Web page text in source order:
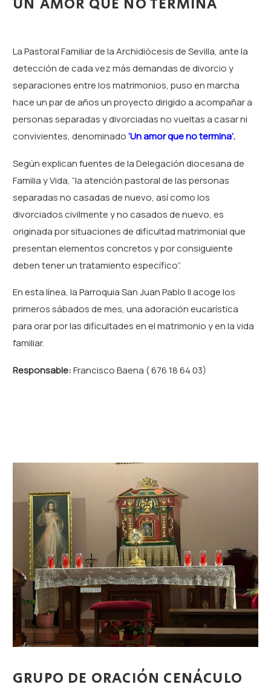
La Pastoral Familiar de la Archidiócesis de Sevilla, ante la
detección de cada vez más demandas de divorcio y
separaciones entre los matrimonios, puso en marcha
hace un par de años un proyecto dirigido a acompañar a
personas separadas y divorciadas no vueltas a casar ni
convivientes, denominado‘Un amor que no termina’.
Según explican fuentes de la Delegación diocesana de
Familia y Vida, “la atención pastoral de las personas
separadas no casadas de nuevo, así como los
divorciados civilmente y no casados de nuevo, es
originada por situaciones de dificultad matrimonial que
presentan elementos concretos y por consiguiente
deben tener un tratamiento específico”.
En esta línea, la Parroquia San Juan Pablo II acoge los
primeros sábados de mes, una adoración eucarística
para orar por las dificultades en el matrimonio y en la vida
familiar.
Responsable:Francisco Baena ( 676 18 64 03)
GRUPO DE ORACIÓN CENÁCULO